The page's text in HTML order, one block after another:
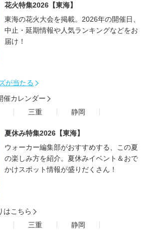
花火特集2026【東海】
東海の花火大会を掲載。2026年の開催日、
中止・延期情報や人気ランキングなどをお
届け！
が当たる
催カレンダー
三重 静岡
夏休み特集2026【東海】
ウォーカー編集部がおすすめする、この夏
の楽しみ方を紹介。夏休みイベント＆おで
かけスポット情報が盛りだくさん！
はこちら
三重 静岡